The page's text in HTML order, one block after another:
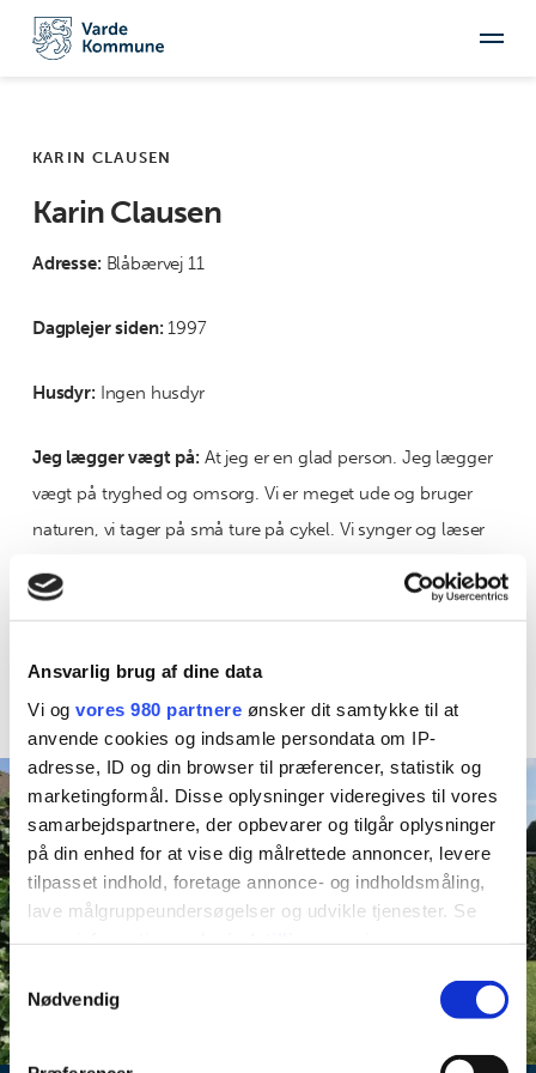
Ansvarlig brug af dine data
Vi og vores 980 partnere ønsker dit samtykke til at
anvende cookies og indsamle persondata om IP-
adresse, ID og din browser til præferencer, statistik og
marketingformål. Disse oplysninger videregives til vores
samarbejdspartnere, der opbevarer og tilgår oplysninger
på din enhed for at vise dig målrettede annoncer, levere
tilpasset indhold, foretage annonce- og indholdsmåling,
lave målgruppeundersøgelser og udvikle tjenester. Se
tilbage eller ændre indstillinger fra vores
"Cookiedeklaration", eller ved at trykke på "Privacy
Samtykkevalg
Nødvendig
KARIN CLAUSEN
Karin Clausen
Adresse: Blåbærvej 11
Dagplejer siden:1997
Husdyr: Ingen husdyr
Jeg lægger vægt på: Atjeg er en glad person. Jeg lægger
vægt på tryghed og omsorg. Vi er meget ude og bruger
naturen, vi tager på små ture på cykel. Visynger og læser
en dejlig lukket have som vi bruger
Jeg lægger
grobund fortryghed mellem barnet og mig.